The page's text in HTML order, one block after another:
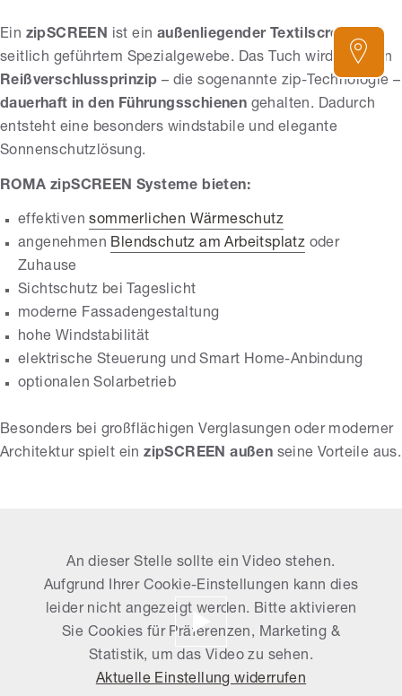
Ein zipSCREEN ist ein außenliegender Textilscreen
seitlich geführtem Spezialgewebe. Das Tuch wird über ein
Reißverschlussprinzip – die sogenannte zip-Technologie –
dauerhaft in den Führungsschienen gehalten. Dadurch
entsteht eine besonders windstabile und elegante
Sonnenschutzlösung.
ROMA zipSCREEN Systeme bieten:
effektivensommerlichen Wärmeschutz
angenehmen Blendschutz am Arbeitsplatz oder
Zuhause
Sichtschutz bei Tageslicht
moderne Fassadengestaltung
hohe Windstabilität
elektrische Steuerung und Smart Home-Anbindung
optionalen Solarbetrieb
Besonders bei großflächigen Verglasungen oder moderner
Architektur spielt einzipSCREEN außen seine Vorteile aus.
An dieser Stelle sollte ein Video stehen.
Aufgrund Ihrer Cookie-Einstellungen kann dies
leider nicht angezeigt werden. Bitte aktivieren
Sie Cookies für Präferenzen, Marketing &
Statistik, um das Video zu sehen.
Aktuelle Einstellung widerrufen